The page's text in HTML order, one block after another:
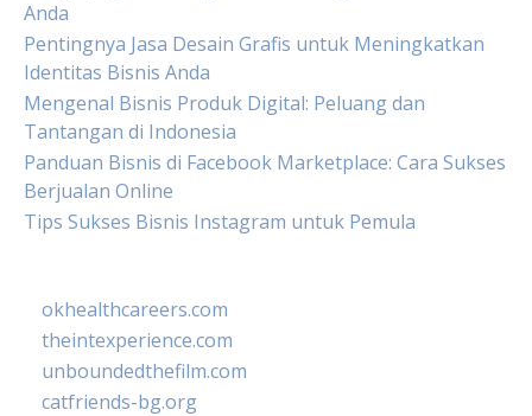
Anda
Pentingnya Jasa Desain Grafis untuk Meningkatkan
Identitas Bisnis Anda
Mengenal Bisnis Produk Digital: Peluang dan
Tantangan di Indonesia
Panduan Bisnis di Facebook Marketplace: Cara Sukses
Berjualan Online
Tips Sukses Bisnis Instagram untuk Pemula
okhealthcareers.com
theintexperience.com
unboundedthefilm.com
catfriends-bg.org